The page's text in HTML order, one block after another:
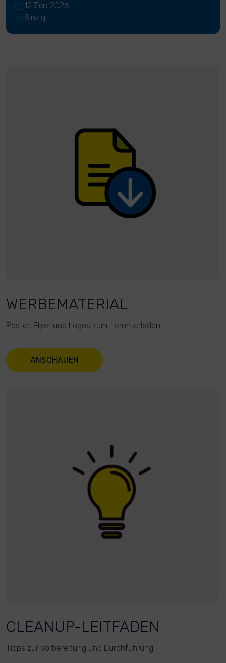
12 Σεπ 2026
Sinzig
WERBEMATERIAL
Poster, Flyer und Logos zum Herunterladen.
ANSCHAUEN
CLEANUP-LEITFADEN
Tipps zur Vorbereitung und Durchführung.